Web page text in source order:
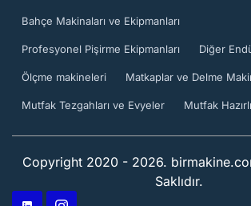
Bahçe Makinaları ve Ekipmanları
Profesyonel Pişirme Ekipmanları Diğer
Ölçme makineleri Matkaplar ve Delme
Mutfak Tezgahları ve Evyeler Mutfak
Copyright 2020 - 2026.
Saklıdır.